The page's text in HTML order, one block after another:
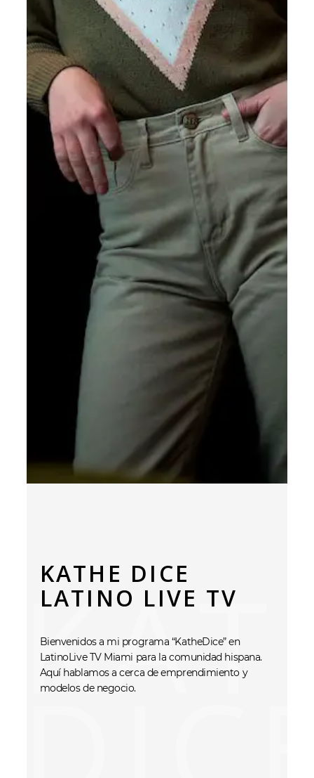
KATHE DICE
LATINO LIVE TV
Bienvenidos a mi programa “KatheDice” en
LatinoLive TV Miami para la comunidad hispana.
Aquí hablamos a cerca de emprendimiento y
modelos de negocio.